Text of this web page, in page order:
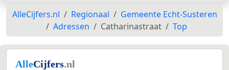
AlleCijfers.nl Regionaal
Gemeente Echt-Susteren
Adressen
Catharinastraat Top